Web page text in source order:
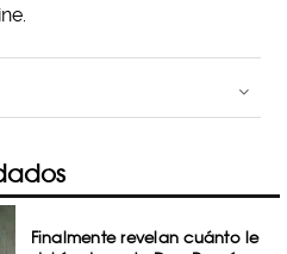
Finalmente revelan cuánto le